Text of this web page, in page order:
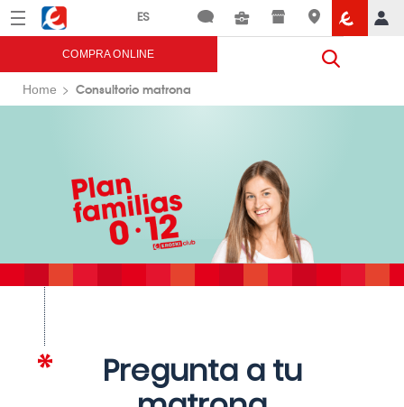
Menú Eroski
COMPRA ONLINE
Home Consultorio matrona
Pregunta a tu